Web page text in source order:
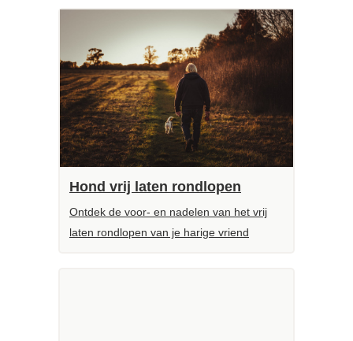
Hond vrij laten rondlopen
Ontdek de voor- en nadelen van het vrij
laten rondlopen van je harige vriend